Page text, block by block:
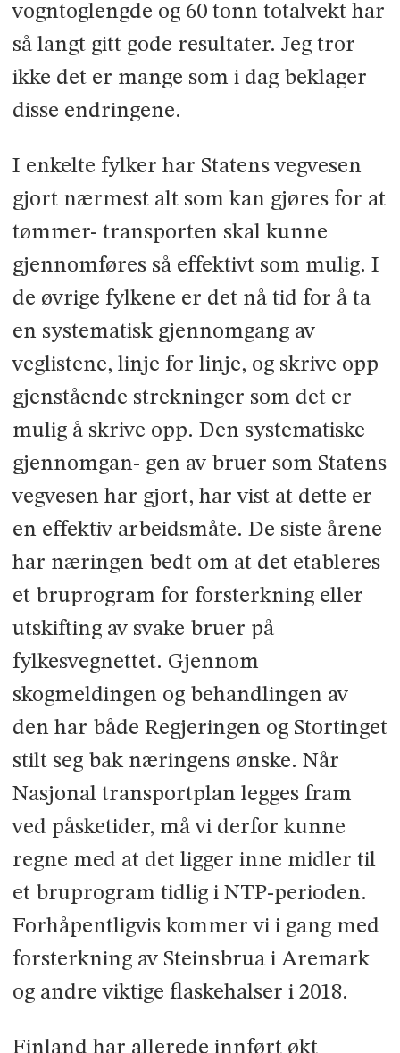
vogntoglengde og 60 tonn totalvekt har
så langt gitt gode resultater. Jeg tror
ikke det er mange som i dag beklager
disse endringene.
I enkelte fylker har Statens vegvesen
gjort nærmest alt som kan gjøres for at
tømmer- transporten skal kunne
gjennomføres så effektivt som mulig. I
de øvrige fylkene er det nå tid for å ta
en systematisk gjennomgang av
veglistene, linje for linje, og skrive opp
gjenstående strekninger som det er
mulig å skrive opp. Den systematiske
gjennomgan- gen av bruer som Statens
vegvesen har gjort, har vist at dette er
en effektiv arbeidsmåte. De siste årene
har næringen bedt om at det etableres
et bruprogram for forsterkning eller
utskifting av svake bruer på
fylkesvegnettet. Gjennom
skogmeldingen og behandlingen av
den har både Regjeringen og Stortinget
stilt seg bak næringens ønske. Når
Nasjonal transportplan legges fram
ved påsketider, må vi derfor kunne
regne med at det ligger inne midler til
et bruprogram tidlig i NTP-perioden.
Forhåpentligvis kommer vi i gang med
forsterkning av Steinsbrua i Aremark
og andre viktige flaskehalser i 2018.
Finland har allerede innført økt